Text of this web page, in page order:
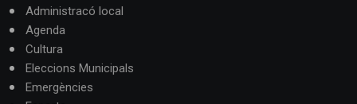
Administracó local
Agenda
Cultura
Eleccions Municipals
Emergències